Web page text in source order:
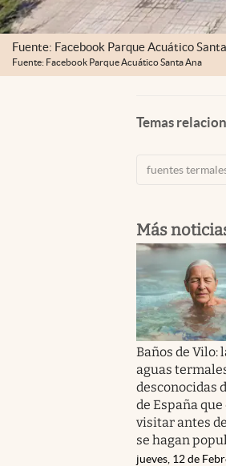
Fuente: Facebook Parque Acuático
Fuente: Facebook Parque Acuático Santa Ana
Temas
fuentes
Más
Baños de Vilo:
aguas
desconocidas
de España que
visitar antes
se hagan
jueves, 12 de